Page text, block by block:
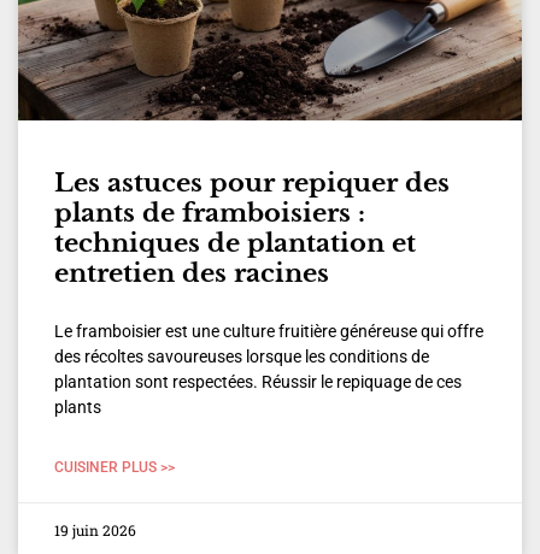
Les astuces pour repiquer des
plants de framboisiers :
techniques de plantation et
entretien des racines
Le framboisier est une culture fruitière généreuse qui offre
des récoltes savoureuses lorsque les conditions de
plantation sont respectées. Réussir le repiquage de ces
plants
CUISINER PLUS >>
19 juin 2026